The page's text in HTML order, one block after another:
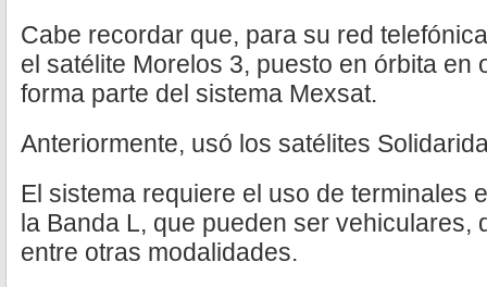
Cabe recordar que, para su red
el satélite Morelos 3, puesto en órbita en
forma parte del sistema Mexsat.
Anteriormente, usó los satélites
El sistema requiere el uso de terminales
la Banda L, que pueden ser vehiculares,
entre otras modalidades.